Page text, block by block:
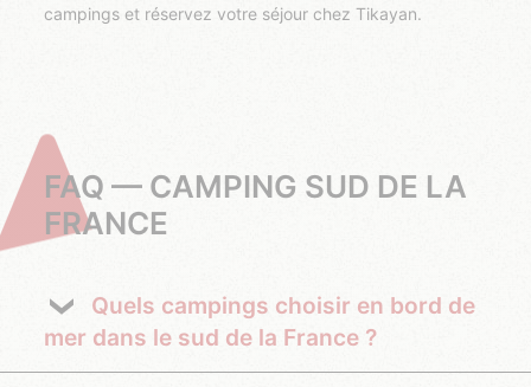
campings et réservez votre séjour chez Tikayan.
FAQ — CAMPING SUD DE LA
FRANCE
Quels campings choisir en bord de
mer dans le sud de la France ?